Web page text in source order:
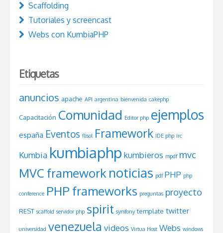
Scaffolding
Tutoriales y screencast
Webs con KumbiaPHP
Etiquetas
anuncios apache API argentina bienvenida cakephp
Capacitación Comunidad Editor php ejemplos
españa Eventos flisol Framework IDE php irc
Kumbia kumbiaphp kumbieros mpdf mvc
MVC framework noticias pdf PHP php
conference PHP frameworks preguntas proyecto
REST scaffold servidor php spirit symfony template twitter
universidad venezuela videos Virtua Host Webs windows